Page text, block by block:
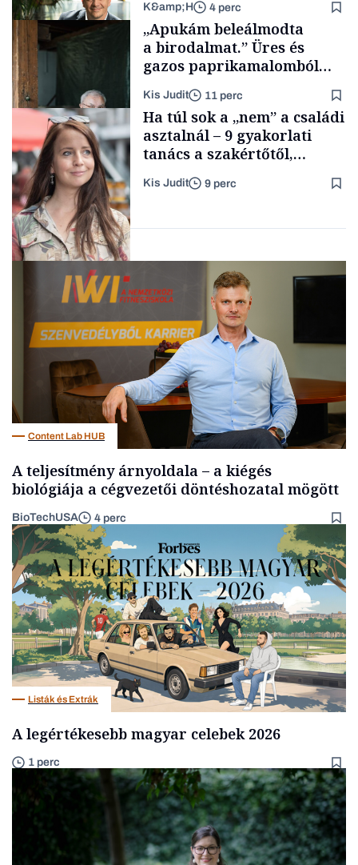
Smart habits
TÁMOGATÓI
TARTALOM
K&amp;H 4 perc
Családi
vállalkozások
„Apukám beleálmodta
a birodalmat.” Üres és
gazos paprikamalomból
lett az igazi családi
fűszersztori
Kis Judit 11 perc
Ha túl sok a „nem” a családi
asztalnál – 9 gyakorlati
tanács a szakértőtől,
hogyan legyünk jól etető
szülők
Kis Judit 9 perc
Content Lab HUB
A teljesítmény árnyoldala – a kiégés
biológiája a cégvezetői döntéshozatal mögött
BioTechUSA 4 perc
Listák és Extrák
A legértékesebb magyar celebek 2026
1 perc